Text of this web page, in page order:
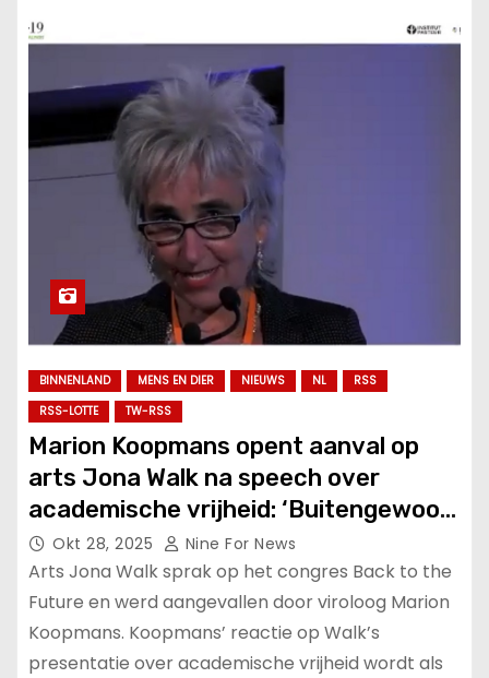
BINNENLAND MENS EN DIER NIEUWS NL
RSS
RSS-LOTTE
TW-RSS
Marion Koopmans opent aanval op
arts Jona Walk na speech over
academische vrijheid: ‘Buitengewoon
bedreigend’.
Okt 28, 2025 Nine For News
Arts Jona Walk sprak op het congres Back to the
Future en werd aangevallen door viroloog Marion
Koopmans. Koopmans’ reactie op Walk’s
presentatie over academische vrijheid wordt als